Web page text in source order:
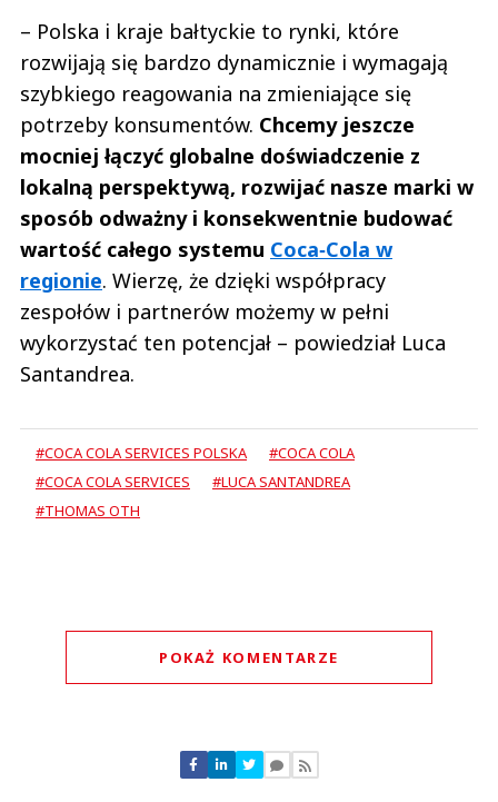
– Polska i kraje bałtyckie to rynki, które
rozwijają się bardzo dynamicznie i wymagają
szybkiego reagowania na zmieniające się
potrzeby konsumentów. Chcemy jeszcze
mocniej łączyć globalne doświadczenie z
lokalną perspektywą, rozwijać nasze marki w
sposób odważny i konsekwentnie budować
wartość całego systemu Coca‑Cola w
regionie. Wierzę, że dzięki współpracy
zespołów i partnerów możemy w pełni
wykorzystać ten potencjał – powiedział Luca
Santandrea.
#COCA COLA SERVICES POLSKA
#COCA COLA
#COCA COLA SERVICES
#LUCA SANTANDREA
#THOMAS OTH
POKAŻ KOMENTARZE
Nie znaleziono komentarzy
Zostaw swoje komentarze